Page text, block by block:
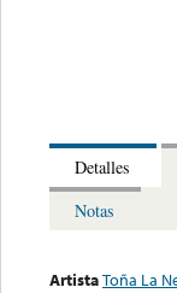
Detalles
Notas
ArtistaToña La